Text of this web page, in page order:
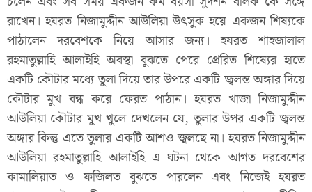
রাখেন। হযরত নিজামুদ্দীন আউলিয়া উৎসুক হয়ে একজন শিষ্যকে
পাঠালেন দরবেশকে নিয়ে আসার জন্য। হযরত শাহজালাল
রহমাতুল্লাহি আলাইহি অবস্থা বুঝতে পেরে প্রেরিত শিষ্যের হাতে
একটি কৌটার মধ্যে তুলা দিয়ে তার উপরে একটি জ্বলন্ত অঙ্গার দিয়ে
কৌটার মুখ বন্ধ করে ফেরত পাঠান। হযরত খাজা নিজামুদ্দীন
আউলিয়া কৌটার মুখ খুলে দেখলেন যে, তুলার উপর একটি জ্বলন্ত
অঙ্গার কিন্তু এতে তুলার একটি আশও জ্বলছে না। হযরত নিজামুদ্দীন
আউলিয়া রহমাতুল্লাহি আলাইহি এ ঘটনা থেকে আগত দরবেশের
কামালিয়াত ও ফজিলত বুঝতে পারলেন এবং নিজেই হযরত